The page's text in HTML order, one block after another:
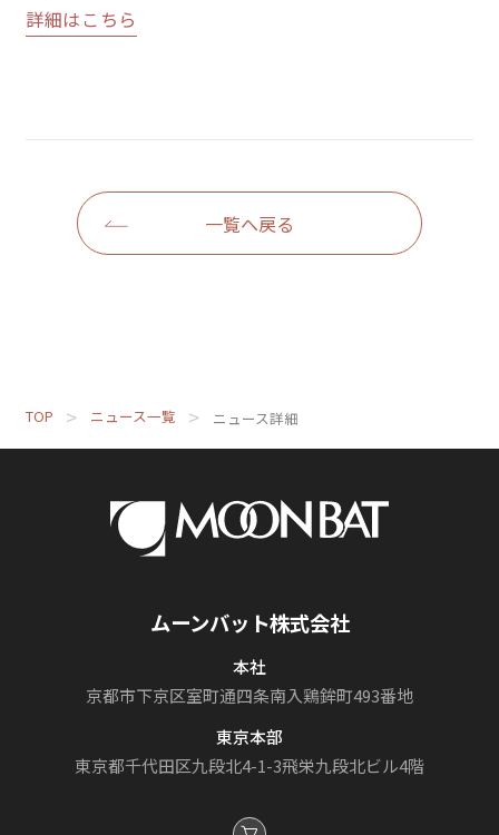
詳細はこちら
一覧へ戻る
TOP ニュース一覧 ニュース詳細
ムーンバット株式会社
本社
京都市下京区室町通四条南入鶏鉾町493番地
東京本部
東京都千代田区九段北4-1-3飛栄九段北ビル4階